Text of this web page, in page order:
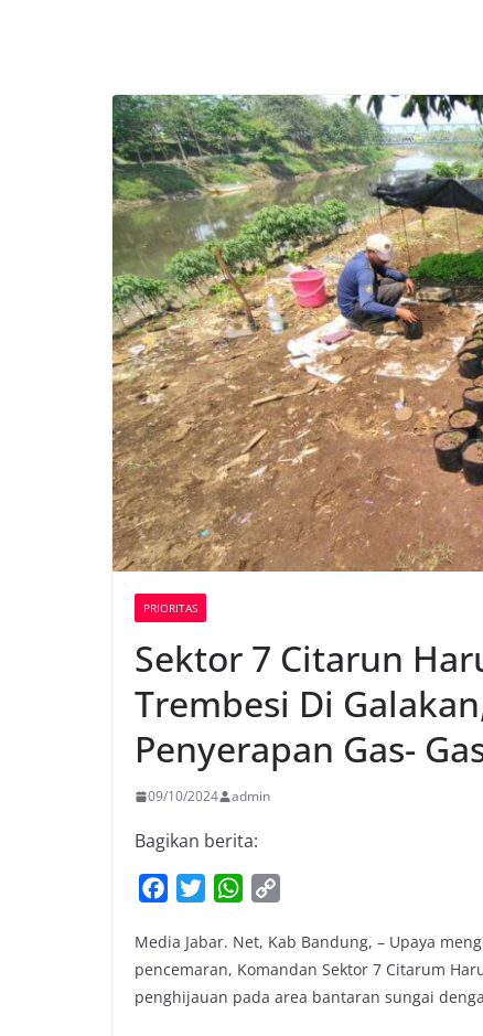
PRIORITAS
Sektor 7 Citarun
Trembesi Di
Penyerapan Gas-
09/10/2024 admin
Bagikan berita:
c
e
b
i
t
t
W
a
t
s
p
y
L
Media Jabar. Net, Kab Bandung, – Upaya
pencemaran, Komandan Sektor 7 Citarum
penghijauan pada area bantaran sungai